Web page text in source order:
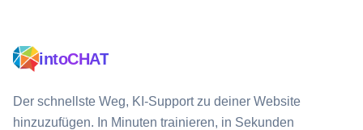
intoCHAT
Der schnellste Weg, KI-Support zu deiner Website
hinzuzufügen. In Minuten trainieren, in Sekunden